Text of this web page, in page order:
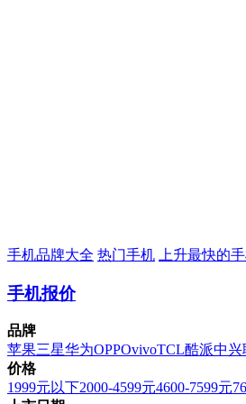
手机品牌大全 热门手机 上升最快的
手机报价
品牌
苹果三星华为OPPOvivoTCL酷派中兴
价格
1999元以下2000-4599元4600-7599元